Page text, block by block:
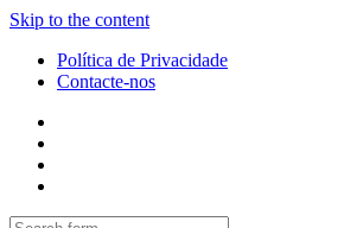
Skip to the content
Política de Privacidade
Contacte-nos